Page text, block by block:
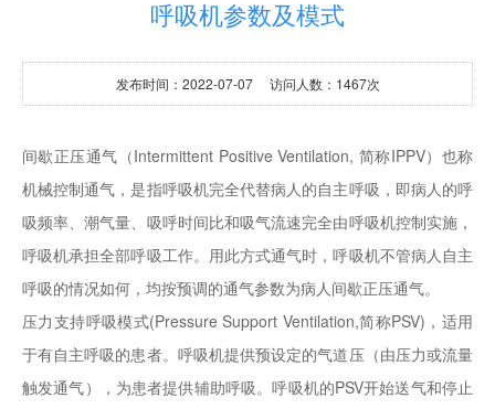
呼吸机参数及模式
发布时间：2022-07-07 访问人数：1467次
间歇正压通气（Intermittent Positive Ventilation, 简称IPPV）也称
机械控制通气，是指呼吸机完全代替病人的自主呼吸，即病人的呼
吸频率、潮气量、吸呼时间比和吸气流速完全由呼吸机控制实施，
呼吸机承担全部呼吸工作。用此方式通气时，呼吸机不管病人自主
呼吸的情况如何，均按预调的通气参数为病人间歇正压通气。
压力支持呼吸模式(Pressure Support Ventilation,简称PSV)，适用
于有自主呼吸的患者。呼吸机提供预设定的气道压（由压力或流量
触发通气），为患者提供辅助呼吸。呼吸机的PSV开始送气和停止